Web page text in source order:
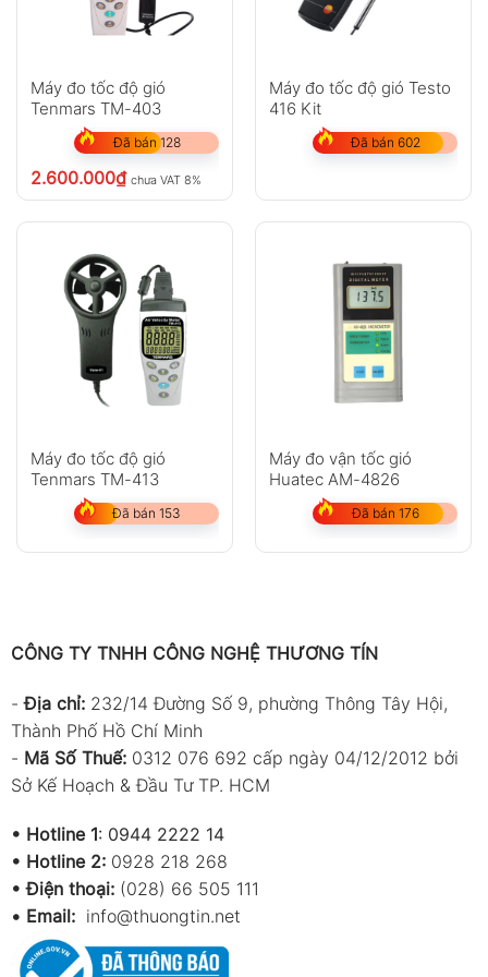
Đơn
vị
Dải đo
(Range)
Độ phân giải
(Resolution)
Độ chính xác
0°C ~
45°C
0.2 ±2°C
Thông số chung
Thông số
Nguồn cấp
Độ ẩm hoạt động 40%RH ~ 85%RH
Nhiệt độ lưu trữ -10°C ~ 50°C (14°F ~ 122°F)
10%RH ~ 90%RH
Bộ phụ kiện theo máy
Thân máy chính (Instrument) × 1
Tay cầm đo gió / Wind leaf handle × 1
Vỏ nhựa màu vàng (Yellow plastic shell) ×
1
Hướng dẫn sử dụng × 1
Hộp PP × 1
Hộp màu × 1
Pin 1.5V AAA × 3
Máy đo tốc độ gió
Tenmars TM-403
Đã bán 128
2.600.000₫ chưa VAT 8%
Máy đo tốc độ gió Testo
416 Kit
Đã bán 602
Máy đo tốc độ gió
Tenmars TM-413
Đã bán 153
Máy đo vận tốc gió
Huatec AM-4826
Đã bán 176
CÔNG TY TNHH CÔNG NGHỆ THƯƠNG TÍN
-Địa chỉ: 232/14 Đường Số 9, phường Thông Tây Hội,
Thành Phố Hồ Chí Minh
- Mã Số Thuế: 0312 076 692 cấp ngày 04/12/2012 bởi
Sở Kế Hoạch & Đầu Tư TP. HCM
• Hotline 1: 0944 2222 14
• Hotline 2: 0928 218 268
• Điện thoại: (028) 66 505 111
• Email: info@thuongtin.net